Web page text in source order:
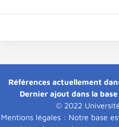
Références actuellement
Dernier ajout dans la base
© 2022
Mentions légales : Notre base